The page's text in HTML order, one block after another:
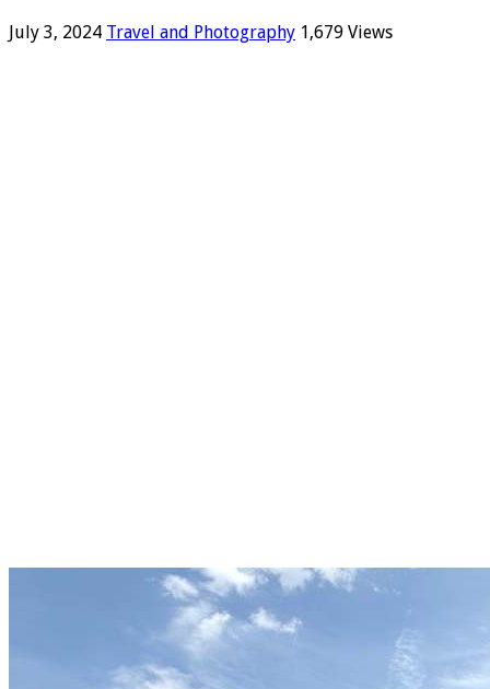
July 3, 2024 Travel and Photography 1,679 Views